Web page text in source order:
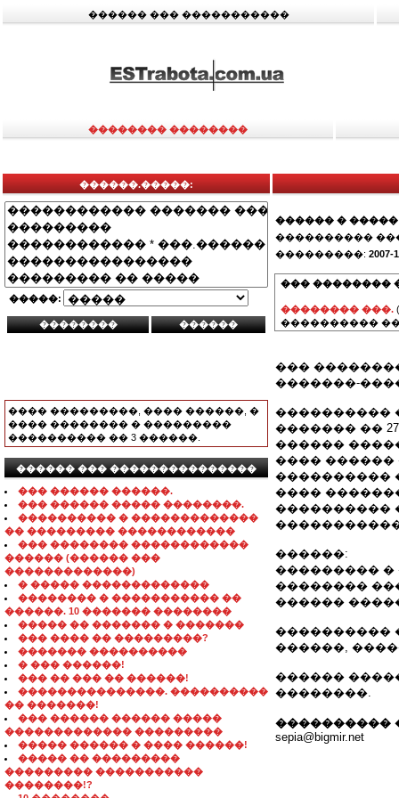
������ ��� �����������
�������� ��������
������.�����:
�����:
���� ���������, ���� ������, �
���� �������� � ���������
���������� �� 3 ������.
������ ��� ���������������
��� ������ ������.
��� ������ ����� ��������.
���������� � �������������
�� ��������� ������������
��� �������� ������������
������ (������ ���
�������������)
� ����� �������������
�������� � ����������� ��
������. 10 ������� ��������
����� �� ������� � �������
��� ���� �� ���������?
������� ����������
� ��� ������!
��� �� ��� �� ������!
���������������. ����������
�� �������!
��� ������ ������ �����
������������� ���������
����� ������ � ���� ������!
����� �� ���������
��������� �����������
��������!?
������ � �����
����������
���������: 2007-
��� ��������
�������� ���.
����������
���
�������-
����������
������� ��
������
���� ������
����������
����
����������
������:
���������
��������
������
����������
������,
������
��������.
����������
sepia@bigmir.net